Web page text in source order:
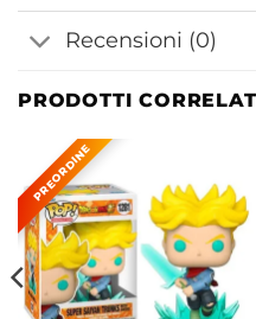
Recensioni (0)
PRODOTTI